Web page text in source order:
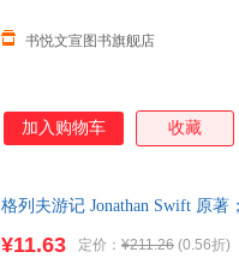
书悦文宣图书旗舰店
加入购物车 收藏
格列夫游记 Jonathan Swift 原著
¥11.63 定价： ¥211.26 (0.56折)